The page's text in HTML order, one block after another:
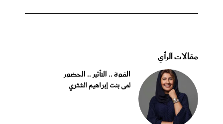
مقالات الرأي
القوة .. التأثير .. الحضور
لمى بنت إبراهيم الشثري